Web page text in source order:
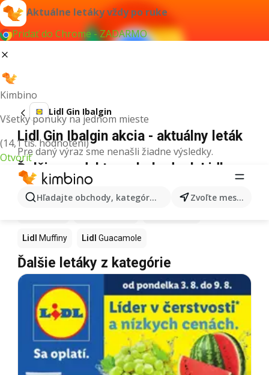
Aktuálne letáky vždy po ruke
Pridať do Chrome - ZADARMO
Kimbino
Všetky ponuky na jednom mieste
(14,1 tis. hodnotení)
Otvoriť
Hľadajte obchody, kategórie, produkty... Zvoľte mesto
Lidl Gin Ibalgin
Lidl Gin Ibalgin akcia - aktuálny leták
Pre daný výraz sme nenašli žiadne výsledky.
Ďalšie produkty v obchodoch Lidl
Lidl Muffiny Lidl Guacamole
Ďalšie letáky z kategórie